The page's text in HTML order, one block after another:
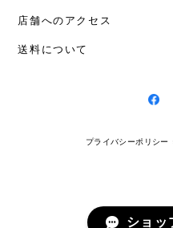
店舗へのアクセス
送料について
プライバシーポリシー
ショッ